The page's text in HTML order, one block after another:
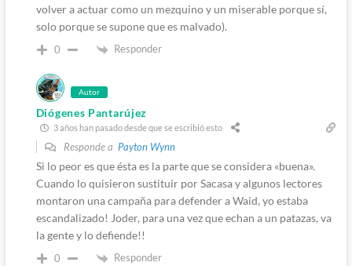
volver a actuar como un mezquino y un miserable porque sí,
solo porque se supone que es malvado).
0 Responder
Autor
Diógenes Pantarújez
3 años han pasado desde que se escribió esto
Responde a Payton Wynn
Si lo peor es que ésta es la parte que se considera «buena».
Cuando lo quisieron sustituir por Sacasa y algunos lectores
montaron una campaña para defender a Waid, yo estaba
escandalizado! Joder, para una vez que echan a un patazas, va
la gente y lo defiende!!
0 Responder